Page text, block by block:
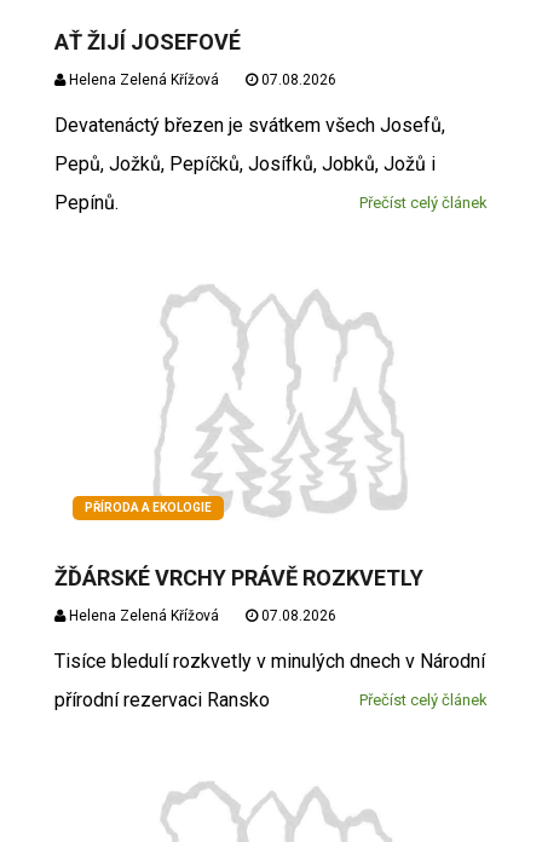
AŤ ŽIJÍ JOSEFOVÉ
Helena Zelená Křížová 07.08.2026
Devatenáctý březen je svátkem všech Josefů,
Pepů, Jožků, Pepíčků, Josífků, Jobků, Jožů i
Pepínů.
Přečíst celý článek
PŘÍRODA A EKOLOGIE
ŽĎÁRSKÉ VRCHY PRÁVĚ ROZKVETLY
Helena Zelená Křížová 07.08.2026
Tisíce bledulí rozkvetly v minulých dnech v Národní
přírodní rezervaci Ransko
Přečíst celý článek